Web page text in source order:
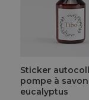
Sticker
pompe à savon
eucalyptus